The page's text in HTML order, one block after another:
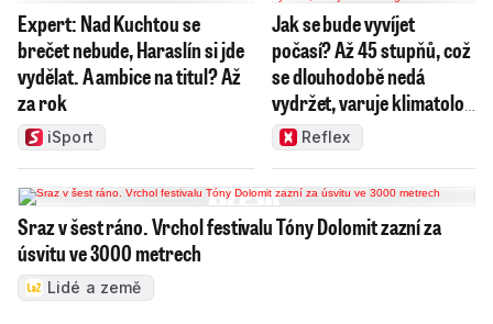
Expert: Nad Kuchtou se
brečet nebude, Haraslín si jde
vydělat. A ambice na titul? Až
za rok
iSport
Jak se bude vyvíjet
počasí? Až 45 stupňů, což
se dlouhodobě nedá
vydržet, varuje klimatolog
Radim Tolasz
Reflex
Sraz v šest ráno. Vrchol festivalu Tóny Dolomit zazní za
úsvitu ve 3000 metrech
Lidé a země